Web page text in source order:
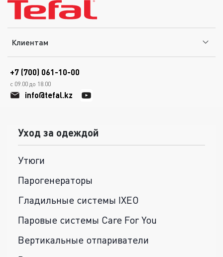
Клиентам
+7 (700) 061-10-00
с 09.00 до 18.00
info@tefal.kz
Уход за одеждой
Утюги
Парогенераторы
Гладильные системы IXEO
Паровые системы Care For You
Вертикальные отпариватели